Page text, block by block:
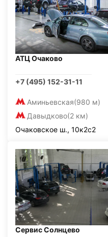
АТЦ Очаково
+7 (495) 152-31-11
Аминьевская(980 м)
Давыдково(2 км)
Очаковское ш., 10к2с2
Сервис Солнцево